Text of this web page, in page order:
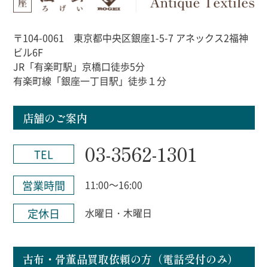
〒104-0061 東京都中央区銀座1-5-7 アネックス2福神
ビル6F
JR「有楽町駅」京橋口徒歩5分
有楽町線「銀座一丁目駅」徒歩１分
店舗のご案内
TEL 03-3562-1301
営業時間 11:00～16:00
定休日 水曜日・木曜日
古布・骨董品買取依頼の方（電話受付のみ）